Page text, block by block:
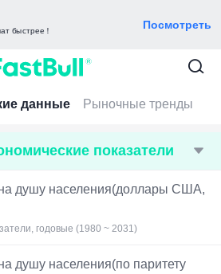
быстрее！ Посмотреть
данные Рыночные тренды
показатели
душу населения(доллары США,
годовые (1980 ~ 2031)
душу населения(по паритету